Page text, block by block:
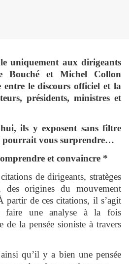
uniquement aux dirigeants
Bouché et Michel Collon
entre le discours officiel et la
présidents, ministres et
ils y exposent sans filtre
pourrait vous surprendre…
et convaincre *
de dirigeants, stratèges
des origines du mouvement
partir de ces citations, il s’agit
faire une analyse à la fois
de la pensée sioniste à travers
qu’il y a bien une pensée